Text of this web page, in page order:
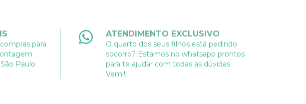
para
Paulo
ATENDIMENTO EXCLUSIVO
O quarto dos seus filhos está pedindo
socorro? Estamos no whatsapp prontos
para te ajudar com todas as dúvidas.
Vem!!!